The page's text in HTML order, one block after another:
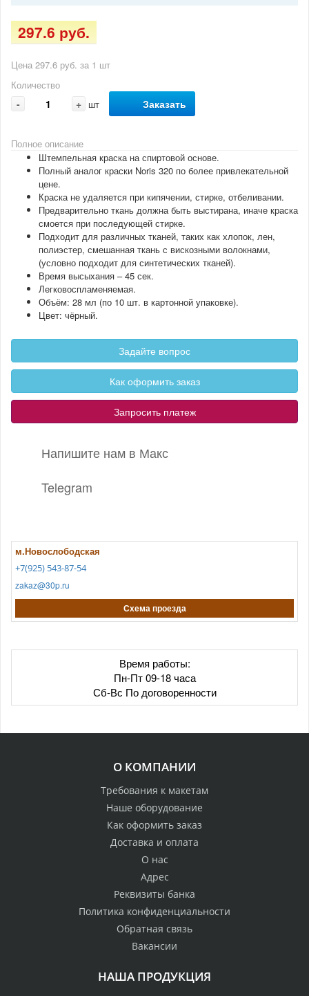
297.6 руб.
Цена 297.6 руб. за 1 шт
Количество
- + шт Заказать
Полное описание
Штемпельная краска на спиртовой основе.
Полный аналог краски Noris 320 по более привлекательной
цене.
Краска не удаляется при кипячении, стирке, отбеливании.
Предварительно ткань должна быть выстирана, иначе краска
смоется при последующей стирке.
Подходит для различных тканей, таких как хлопок, лен,
полиэстер, смешанная ткань с вискозными волокнами,
(условно подходит для синтетических тканей).
Время высыхания – 45 сек.
Легковоспламеняемая.
Объём: 28 мл (по 10 шт. в картонной упаковке).
Цвет: чёрный.
Задайте вопрос
Как оформить заказ
Запросить платеж
Напишите нам в Макс
Telegram
м.Новослободская
+7(925) 543-87-54
zakaz@30p.ru
Схема проезда
Время работы:
Пн-Пт 09-18 часа
Сб-Вс По договоренности
О КОМПАНИИ
Требования к макетам
Наше оборудование
Как оформить заказ
Доставка и оплата
О нас
Адрес
Реквизиты банка
Политика конфиденциальности
Обратная связь
Вакансии
НАША ПРОДУКЦИЯ